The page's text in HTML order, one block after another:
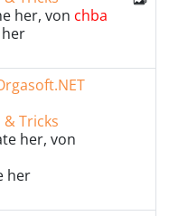
her, von chba
her
Tricks
her, von
her